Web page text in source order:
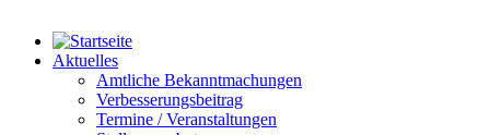
Aktuelles
Amtliche Bekanntmachungen
Verbesserungsbeitrag
Termine / Veranstaltungen